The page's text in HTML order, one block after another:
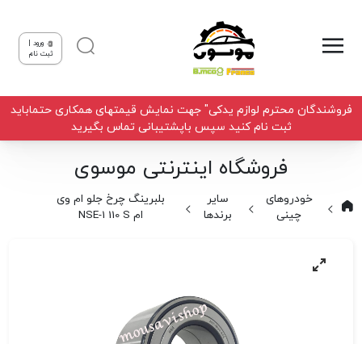
ورود |
ثبت نام
فروشندگان محترم لوازم یدکی" جهت نمایش قیمتهای همکاری حتماباید
ثبت نام کنید سپس باپشتیبانی تماس بگیرید
فروشگاه اینترنتی موسوی
خودروهای
چینی
سایر
برندها
بلبرینگ چرخ جلو ام وی
ام NSE-1 110 S